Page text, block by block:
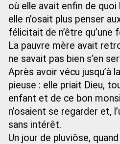
où elle avait enfin de
elle n’osait plus penser
félicitait de n’être qu’une
La pauvre mère avait
ne savait pas bien s’en
Après avoir vécu jusqu’à
pieuse : elle priait Dieu,
enfant et de ce bon
n’osaient se regarder et,
sans intérêt.
Un jour de pluviôse,